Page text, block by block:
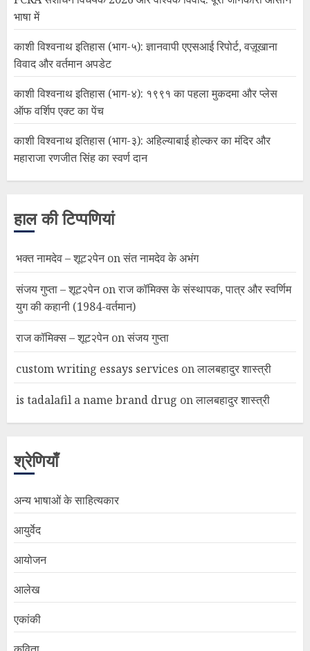
भाषा में
काशी विश्वनाथ इतिहास (भाग-५): ज्ञानवापी एएसआई रिपोर्ट, वज़ूखाना
विवाद और वर्तमान अपडेट
काशी विश्वनाथ इतिहास (भाग-४): १९९१ का पहला मुकदमा और प्लेस
ऑफ वर्शिप एक्ट का पेंच
काशी विश्वनाथ इतिहास (भाग-३): अहिल्याबाई होल्कर का मंदिर और
महाराजा रणजीत सिंह का स्वर्ण दान
हाल की टिप्पणियां
भक्त नामदेव – शूट२पेनonसंत नामदेव के अभंग
संजय गुप्ता – शूट२पेनonराज कॉमिक्स के संस्थापक, पात्र और स्वर्णिम
युग की कहानी (1984-वर्तमान)
राज कॉमिक्स – शूट२पेनonसंजय गुप्ता
custom writing essays services onलालबहादुर शास्त्री
is tadalafil a name brand drug onलालबहादुर शास्त्री
श्रेणियाँ
अन्य भाषाओं के साहित्यकार
आयुर्वेद
आयोजन
आलेख
एकांकी